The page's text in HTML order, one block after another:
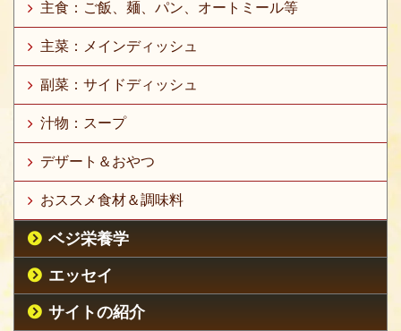
主食：ご飯、麺、パン、オートミール等
主菜：メインディッシュ
副菜：サイドディッシュ
汁物：スープ
デザート＆おやつ
おススメ食材＆調味料
ベジ栄養学
エッセイ
サイトの紹介